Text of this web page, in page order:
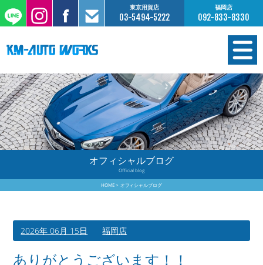
東京用賀店
03-5494-5222
福岡店
092-833-8330
在庫情報
オーダー販売
工場サービス
保証について
買取査定のご案内
オフィシャルブログ
Official blog
HOME オフィシャルブログ
2026年 06月 15日 福岡店
ありがとうございます！！